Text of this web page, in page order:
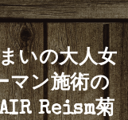
いの大人女
マン施術の
Reism菊